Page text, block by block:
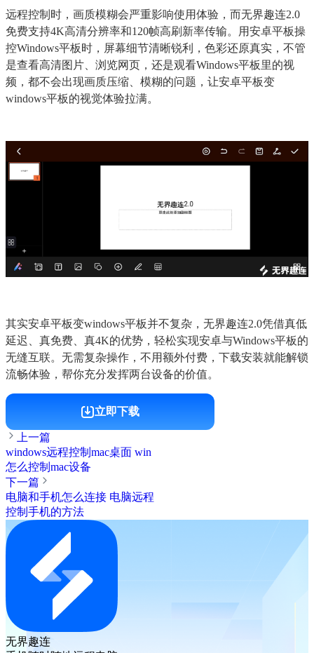
远程控制时，画质模糊会严重影响使用体验，而无界趣连2.0
免费支持4K高清分辨率和120帧高刷新率传输。用安卓平板操
控Windows平板时，屏幕细节清晰锐利，色彩还原真实，不管
是查看高清图片、浏览网页，还是观看Windows平板里的视
频，都不会出现画质压缩、模糊的问题，让安卓平板变
windows平板的视觉体验拉满。
其实安卓平板变windows平板并不复杂，无界趣连2.0凭借真低
延迟、真免费、真4K的优势，轻松实现安卓与Windows平板的
无缝互联。无需复杂操作，不用额外付费，下载安装就能解锁
流畅体验，帮你充分发挥两台设备的价值。
立即下载
上一篇
windows远程控制mac桌面 win
怎么控制mac设备
下一篇
电脑和手机怎么连接 电脑远程
控制手机的方法
无界趣连